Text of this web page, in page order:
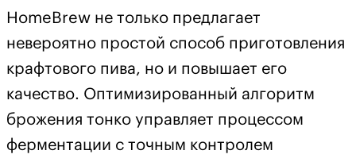
HomeBrew не только предлагает
невероятно простой способ приготовления
крафтового пива, но и повышает его
качество. Оптимизированный алгоритм
брожения тонко управляет процессом
ферментации с точным контролем